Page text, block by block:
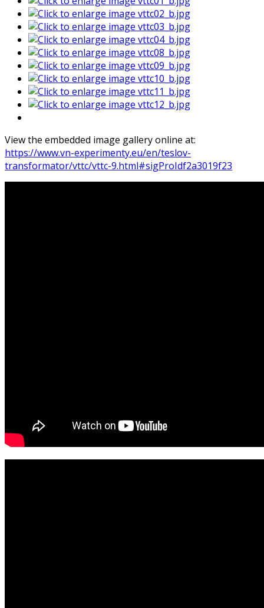
View the embedded image gallery online at:
https://www.vn-experimenty.eu/en/teslov-
transformator/vttc/vttc-9.html#sigProIdf2a3019f23